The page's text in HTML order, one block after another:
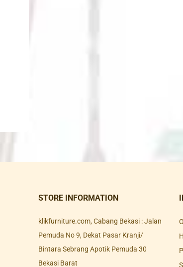
STORE INFORMATION
klikfurniture.com, Cabang Bekasi : Jalan
Pemuda No 9, Dekat Pasar Kranji/
Bintara Sebrang Apotik Pemuda 30
Bekasi Barat